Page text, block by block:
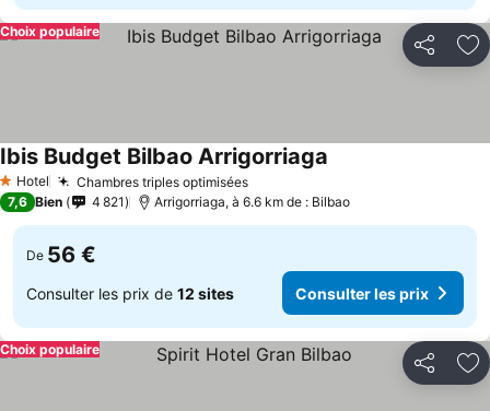
Partager
Choix populaire
1 Étoiles
Hotel Chambres triples optimiséesConsulter les prix
Ibis Budget Bilbao Arrigorriaga
7,6 Bien 4 821 Arrigorriaga, à 6.6 km de : Bilbao
De 56 €
Consulter les prix de 12 sites Consulter les prix
Partager
Choix populaire